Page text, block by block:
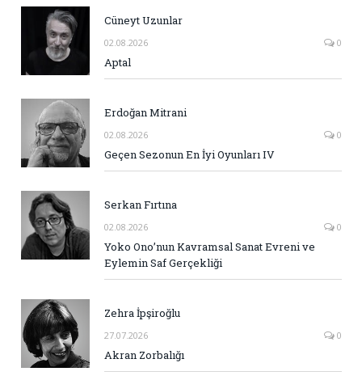
Cüneyt Uzunlar
02.08.2026 0
Aptal
Erdoğan Mitrani
02.08.2026 0
Geçen Sezonun En İyi Oyunları IV
Serkan Fırtına
02.08.2026 0
Yoko Ono’nun Kavramsal Sanat Evreni ve
Eylemin Saf Gerçekliği
Zehra İpşiroğlu
27.07.2026 0
Akran Zorbalığı